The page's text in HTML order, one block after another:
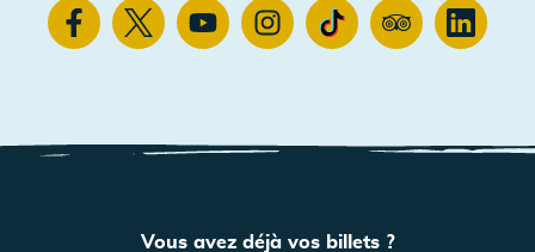
FacebookTwitterYoutubeInstagramTikTokTripAdvisorLinkedin
Vous avez déjà vos billets ?